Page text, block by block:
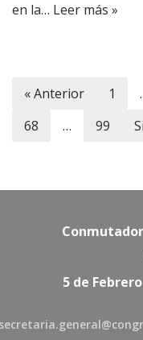
en la… Leer más »
« Anterior 1
68
… 99
5 de